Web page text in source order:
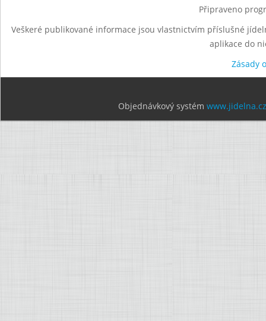
Připraveno
Veškeré publikované informace jsou vlastnictvím příslušné
aplikace do
Zásady
Objednávkový systém www.jidelna.cz